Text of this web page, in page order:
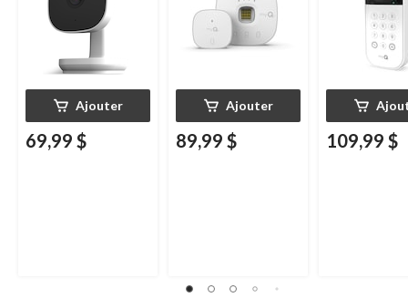
Ajouter
69,99 $
Ajouter
89,99 $ 109,99 $